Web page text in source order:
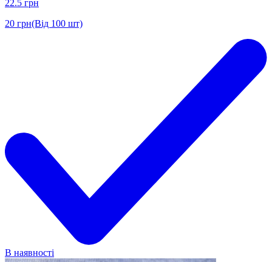
22.5 грн
20 грн(Від 100 шт)
В наявності